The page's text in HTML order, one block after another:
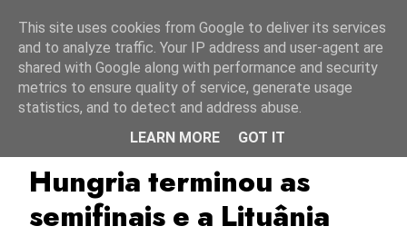
Hungria Lituânia
Hungria terminou as
semifinais e a Lituânia
This site uses cookies from Google to deliver its services
and to analyze traffic. Your IP address and user-agent are
shared with Google along with performance and security
metrics to ensure quality of service, generate usage
statistics, and to detect and address abuse.
LEARN MORE
GOT IT